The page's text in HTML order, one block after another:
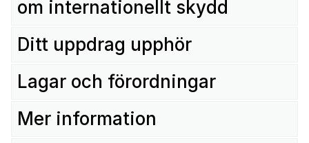
om internationellt skydd
Ditt uppdrag upphör
Lagar och förordningar
Mer information